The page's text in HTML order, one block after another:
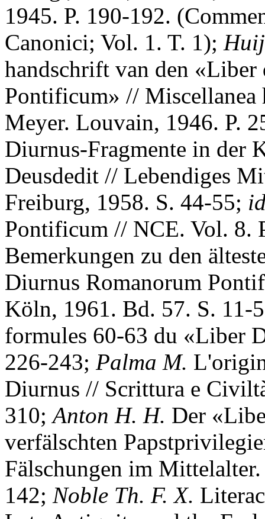
1945. P. 190-192.
Canonici; Vol. 1. T. 1);
handschrift van den
Pontificum» //
Meyer. Louvain, 1946. P.
Diurnus-Fragmente in der
Deusdedit // Lebendiges
Freiburg, 1958. S. 44-55;
Pontificum // NCE. Vol. 8.
Bemerkungen zu den
Diurnus Romanorum
Köln, 1961. Bd. 57. S. 11-
formules 60-63 du «Liber
226-243; Palma M.
Diurnus // Scrittura e
310;Anton H. H. Der
verfälschten
Fälschungen im
142; Noble Th. F. X.